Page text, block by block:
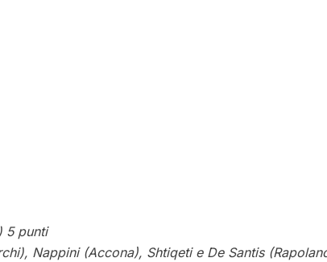
5 punti
Nappini (Accona), Shtiqeti e De Santis